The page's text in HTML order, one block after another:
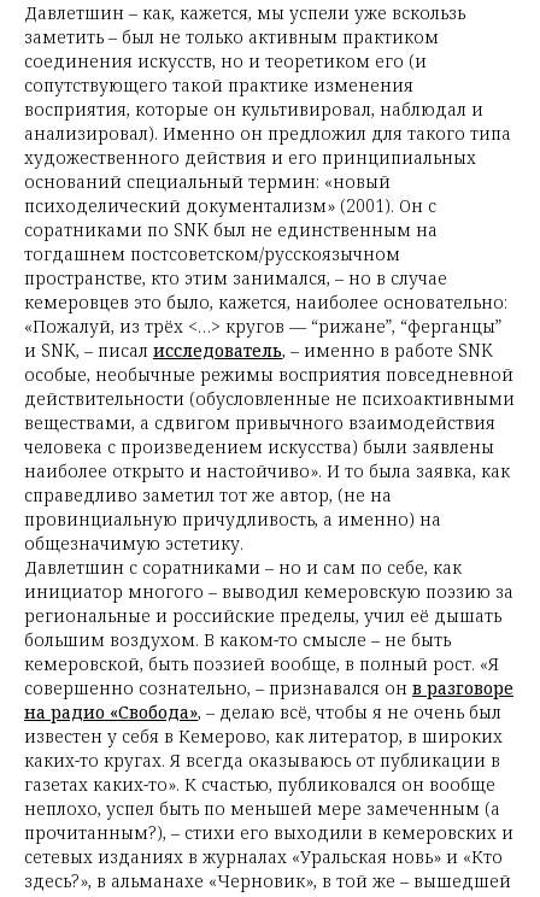
Давлетшин – как, кажется, мы успели уже вскользь
заметить – был не только активным практиком
соединения искусств, но и теоретиком его (и
сопутствующего такой практике изменения
восприятия, которые он культивировал, наблюдал и
анализировал). Именно он предложил для такого типа
художественного действия и его принципиальных
оснований специальный термин: «новый
психоделический документализм» (2001). Он с
соратниками по SNK был не единственным на
тогдашнем постсоветском/русскоязычном
пространстве, кто этим занимался, – но в случае
кемеровцев это было, кажется, наиболее основательно:
«Пожалуй, из трёх <…> кругов — “рижане”, “ферганцы”
и SNK, – писал исследователь, – именно в работе SNK
особые, необычные режимы восприятия повседневной
действительности (обусловленные не психоактивными
веществами, а сдвигом привычного взаимодействия
человека с произведением искусства) были заявлены
наиболее открыто и настойчиво». И то была заявка, как
справедливо заметил тот же автор, (не на
провинциальную причудливость, а именно) на
общезначимую эстетику.
Давлетшин с соратниками – но и сам по себе, как
инициатор многого – выводил кемеровскую поэзию за
региональные и российские пределы, учил её дышать
большим воздухом. В каком-то смысле – не быть
кемеровской, быть поэзией вообще, в полный рост. «Я
совершенно сознательно, – признавался он в разговоре
на радио «Свобода», – делаю всё, чтобы я не очень был
известен у себя в Кемерово, как литератор, в широких
каких-то кругах. Я всегда оказываюсь от публикации в
газетах каких-то». К счастью, публиковался он вообще
неплохо, успел быть по меньшей мере замеченным (а
прочитанным?), – стихи его выходили в кемеровских и
сетевых изданиях в журналах «Уральская новь» и «Кто
здесь?», в альманахе «Черновик», в той же – вышедшей